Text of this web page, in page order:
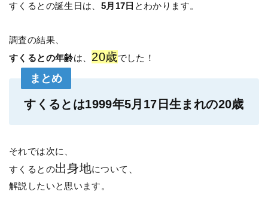
すくるとの誕生日は、 5月17日 とわかります。
調査の結果、
すくるとの年齢は、 20歳でした！
まとめ
すくるとは1999年5月17日生まれの20歳
それでは次に、
すくるとの出身地について、
解説したいと思います。